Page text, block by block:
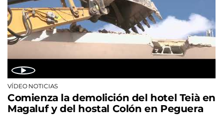
VÍDEO NOTICIAS
Comienza la demolición del hotel Teià en
Magaluf y del hostal Colón en Peguera